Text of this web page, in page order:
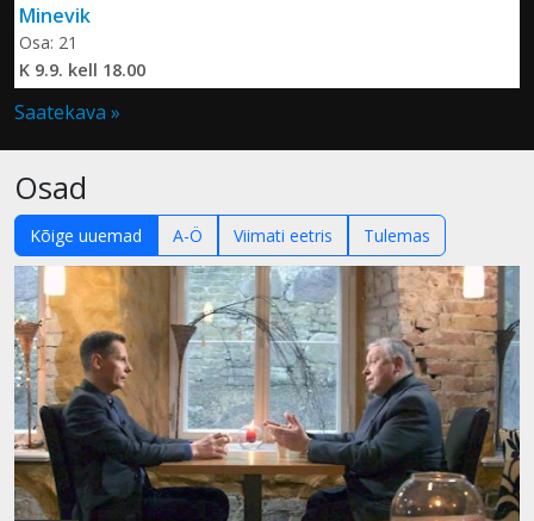
Minevik
Osa: 21
K 9.9. kell 18.00
Saatekava »
Osad
Kõige uuemad A-Ö Viimati eetris Tulemas